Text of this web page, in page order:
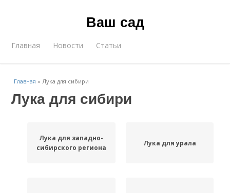
Ваш сад
Главная Новости Статьи
Главная »Лука для сибири
Лука для сибири
Лука для западно-
сибирского региона
Лука для урала